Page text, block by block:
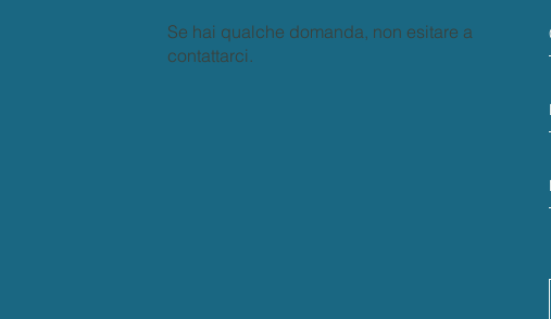
Se hai qualche domanda, non esitare a
contattarci.